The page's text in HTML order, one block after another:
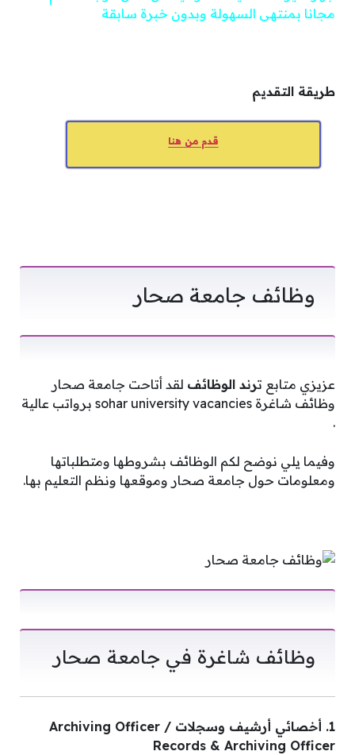
مجانا بمنتهى السهولة وبدون خبرة سابقة
طريقة التقديم
قدم من هنا
وظائف جامعة صحار
عزيزي متابع ترند الوظائف لقد أتاحت جامعة صحار
وظائف شاغرة sohar university vacancies برواتب عالية
.
وفيما يلي نوضح لكم الوظائف بشروطها ومتطلباتها
ومعلومات حول جامعة صحار وموقعها ونظم التعليم بها.
وظائف شاغرة في جامعة صحار
1. أخصائي أرشيف وسجلات Archiving Officer /
Records & Archiving Officer